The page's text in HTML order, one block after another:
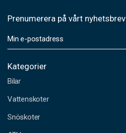
Prenumerera på vårt nyhetsbrev
-
o
t
a
r
Kategorier
Bilar
Vattenskoter
Snöskoter